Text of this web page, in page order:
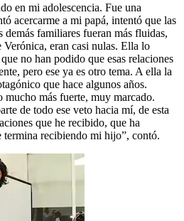
en mi adolescencia. Fue una
acercarme a mi papá, intentó que las
demás familiares fueran más fluidas,
Verónica, eran casi nulas. Ella lo
no han podido que esas relaciones
pero ese ya es otro tema. A ella la
que hace algunos años.
mucho más fuerte, muy marcado.
de todo ese veto hacia mí, de esta
que he recibido, que ha
recibiendo mi hijo”, contó.